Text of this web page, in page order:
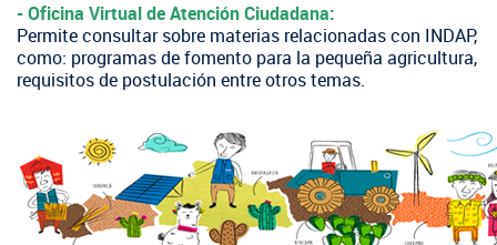
- Oficina Virtual de Atención Ciudadana:
Permite consultar sobre materias relacionadas con INDAP,
como: programas de fomento para la pequeña agricultura,
requisitos de postulación entre otros temas.